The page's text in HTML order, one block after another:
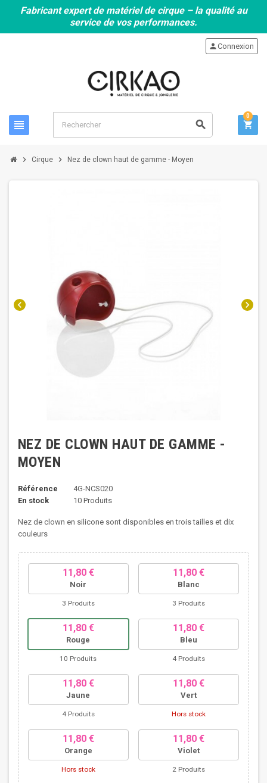
Fabricant expert de matériel de cirque – la qualité au
service de vos performances.
view_headline search
personConnexion
shopping_cart
0
chevron_right Cirque chevron_right Nez de clown haut de gamme - Moyen
chevron_left chevron_right
NEZ DE CLOWN HAUT DE GAMME -
MOYEN
Référence
4G-NCS020
En stock
10 Produits
Nez de clown en silicone sont disponibles en trois tailles et dix
couleurs
11,80 €
Noir
3 Produits
11,80 €
Blanc
3 Produits
11,80 €
Rouge
10 Produits
11,80 €
Bleu
4 Produits
11,80 €
Jaune
4 Produits
11,80 €
Vert
Hors stock
11,80 €
Orange
Hors stock
11,80 €
Violet
2 Produits